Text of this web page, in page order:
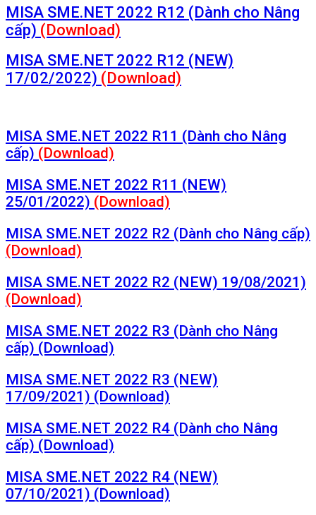
MISA SME.NET 2022 R12 (Dành cho Nâng
cấp) (Download)
MISA SME.NET 2022 R12 (NEW)
17/02/2022) (Download)
MISA SME.NET 2022 R11 (Dành cho Nâng
cấp) (Download)
MISA SME.NET 2022 R11 (NEW)
25/01/2022) (Download)
MISA SME.NET 2022 R2 (Dành cho Nâng cấp)
(Download)
MISA SME.NET 2022 R2 (NEW) 19/08/2021)
(Download)
MISA SME.NET 2022 R3 (Dành cho Nâng
cấp) (Download)
MISA SME.NET 2022 R3 (NEW)
17/09/2021) (Download)
MISA SME.NET 2022 R4 (Dành cho Nâng
cấp) (Download)
MISA SME.NET 2022 R4 (NEW)
07/10/2021) (Download)